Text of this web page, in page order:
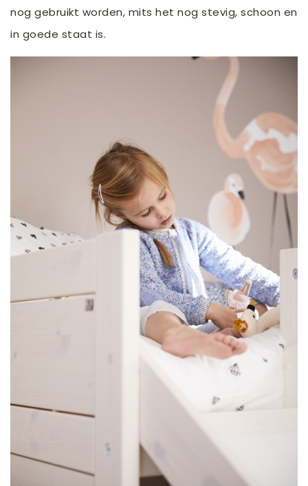
nog gebruikt worden, mits het nog stevig, schoon en
in goede staat is.